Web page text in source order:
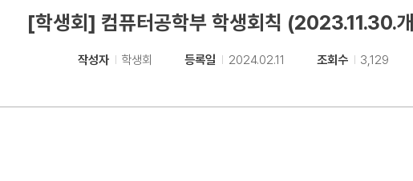
[학생회] 컴퓨터공학부 학생회칙 (2023.11.30.
작성자 학생회 등록일 2024.02.11 조회수 3,129